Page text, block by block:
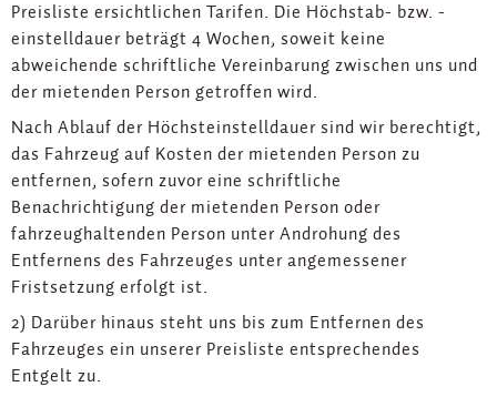
Preisliste ersichtlichen Tarifen. Die Höchstab- bzw. -
einstelldauer beträgt 4 Wochen, soweit keine
abweichende schriftliche Vereinbarung zwischen uns und
der mietenden Person getroffen wird.
Nach Ablauf der Höchsteinstelldauer sind wir berechtigt,
das Fahrzeug auf Kosten der mietenden Person zu
entfernen, sofern zuvor eine schriftliche
Benachrichtigung der mietenden Person oder
fahrzeughaltenden Person unter Androhung des
Entfernens des Fahrzeuges unter angemessener
Fristsetzung erfolgt ist.
2) Darüber hinaus steht uns bis zum Entfernen des
Fahrzeuges ein unserer Preisliste entsprechendes
Entgelt zu.